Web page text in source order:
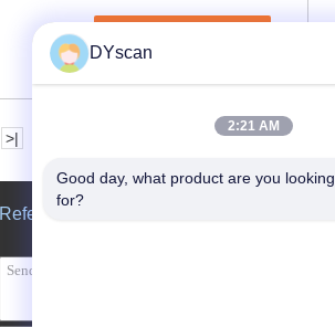
>|
Referenzen
DYscan
2:21 AM
Good day, what product are you looking
for?